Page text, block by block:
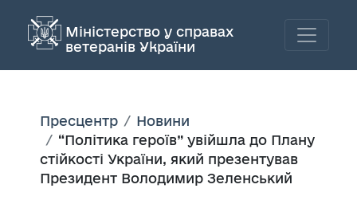
Міністерство у справах
ветеранів України
Пресцентр
Новини
“Політика героїв” увійшла до Плану
стійкості України, який презентував
Президент Володимир Зеленський